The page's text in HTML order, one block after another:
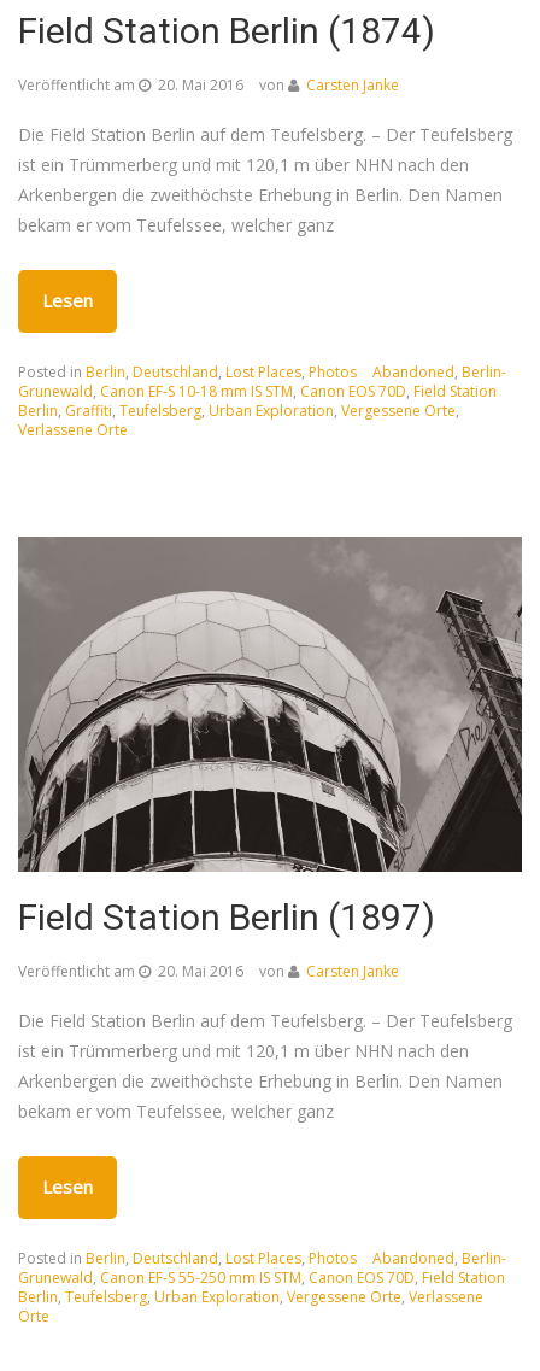
Field Station Berlin (1874)
Veröffentlicht am 20. Mai 2016 von Carsten Janke
Die Field Station Berlin auf dem Teufelsberg. – Der Teufelsberg
ist ein Trümmerberg und mit 120,1 m über NHN nach den
Arkenbergen die zweithöchste Erhebung in Berlin. Den Namen
bekam er vom Teufelssee, welcher ganz
Lesen
Posted in Berlin, Deutschland, Lost Places, Photos Abandoned, Berlin-
Grunewald, Canon EF-S 10-18 mm IS STM, Canon EOS 70D, Field Station
Berlin, Graffiti, Teufelsberg, Urban Exploration, Vergessene Orte,
Verlassene Orte
Field Station Berlin (1897)
Veröffentlicht am 20. Mai 2016 von Carsten Janke
Die Field Station Berlin auf dem Teufelsberg. – Der Teufelsberg
ist ein Trümmerberg und mit 120,1 m über NHN nach den
Arkenbergen die zweithöchste Erhebung in Berlin. Den Namen
bekam er vom Teufelssee, welcher ganz
Lesen
Posted in Berlin, Deutschland, Lost Places, Photos Abandoned, Berlin-
Grunewald, Canon EF-S 55-250 mm IS STM, Canon EOS 70D, Field Station
Berlin, Teufelsberg, Urban Exploration, Vergessene Orte, Verlassene
Orte